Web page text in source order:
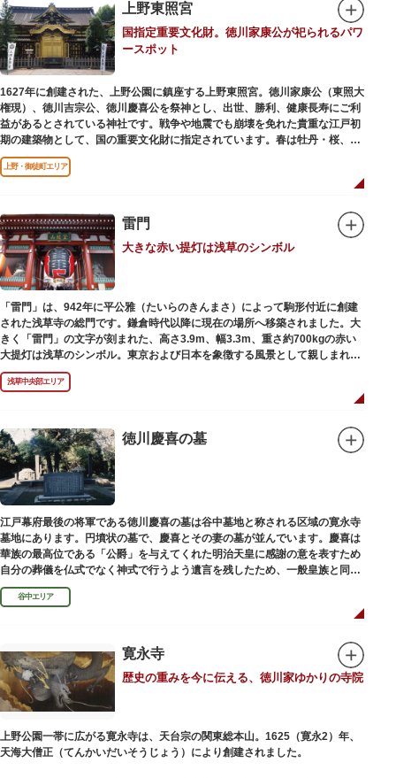
吹き抜けのエントランスに大理石の大階段がある本館では、壁時計やステン
ドグラスなど格調高い内部装飾にも注目してみてください。初めて来館する
方や時間が限られている方などに向け提案されたコース（日本美術入門／た
てものめぐり／仏像大好き）を参考にめぐるのも良いでしょう。
敷地内にはレストランやミュージアムショップのほか緑豊かな庭園も。季節
ごとの彩りを感じながらゆったりと散策するのもおすすめです。
上野東照宮
国指定重要文化財。徳川家康公が祀られるパワ
ースポット
1627年に創建された、上野公園に鎮座する上野東照宮。徳川家康公（東照大
権現）、徳川吉宗公、徳川慶喜公を祭神とし、出世、勝利、健康長寿にご利
益があるとされている神社です。戦争や地震でも崩壊を免れた貴重な江戸初
期の建築物として、国の重要文化財に指定されています。春は牡丹・桜、秋
は紅葉やダリア展、お正月は初詣や冬ぼたん鑑賞の地として、年間を通して
国内外からの参拝者で賑わうスポットです。
軍・徳川家光公が、日光東照宮までお参りに行けない江戸の人々のために建
てられたそう。社殿内部は文化財保護のため通常は非公開ですが、特別公開
が実施されることもあるので、拝観を申し込んでみてはいかがでしょうか。
授与所では、期間・数量限定のお守りや御朱印も授与されているので要チェ
ック。手塚治虫のユニコのお守りなど愛らしいものがありますよ。
上野・御徒町エリア
雷門
大きな赤い提灯は浅草のシンボル
「雷門」は、942年に平公雅（たいらのきんまさ）によって駒形付近に創建
された浅草寺の総門です。鎌倉時代以降に現在の場所へ移築されました。大
きく「雷門」の文字が刻まれた、高さ3.9m、幅3.3m、重さ約700kgの赤い
大提灯は浅草のシンボル。東京および日本を象徴する風景として親しまれ、
フォトスポットとしても国内外の観光客を魅了し続けています。
提灯の底部に施された見事な龍の彫刻や、門の北側（風神雷神の背後）に安
置されている浅草寺の護法善神「天龍像」と「金龍像」も見どころ。正式名
ます。日没から23時頃までは雷門や浅草寺がライトアップされ、昼間とは違
った荘厳な雰囲気に包まれます。
何度も焼失と再建を繰り返し、現在の雷門は1960年に松下電器産業（現パナ
ソニック）の松下幸之助氏の寄進により再建されたものです。
浅草中央部エリア
徳川慶喜の墓
江戸幕府最後の将軍である徳川慶喜の墓は谷中墓地と称される区域の寛永寺
墓地にあります。円墳状の墓で、慶喜とその妻の墓が並んでいます。慶喜は
華族の最高位である「公爵」を与えてくれた明治天皇に感謝の意を表すため
自分の葬儀を仏式でなく神式で行うよう遺言を残したため、一般皇族と同じ
ような円墳が建てられました。
谷中エリア
寛永寺
歴史の重みを今に伝える、徳川家ゆかりの寺院
上野公園一帯に広がる寛永寺は、天台宗の関東総本山。1625（寛永2）年、
天海大僧正（てんかいだいそうじょう）により創建されました。